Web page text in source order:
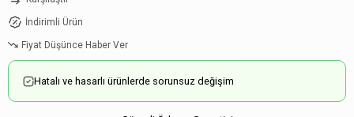
İndirimli Ürün
Fiyat Düşünce Haber Ver
Hatalı ve hasarlı ürünlerde sorunsuz değişim